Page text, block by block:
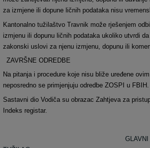
za izmjene ili dopune ličnih podataka nisu
Kantonalno tužilaštvo Travnik može rješenjem
izmjenu ili dopunu ličnih podataka ukoliko utvrdi
zakonski uslovi za njenu izmjenu, dopunu ili
ZAVRŠNE ODREDBE
Na pitanja i procedure koje nisu bliže uređene
neposredno se primjenjuju odredbe ZOSPI u FBIH.
Sastavni dio Vodiča su obrazac Zahtjeva za
Indeks registar.